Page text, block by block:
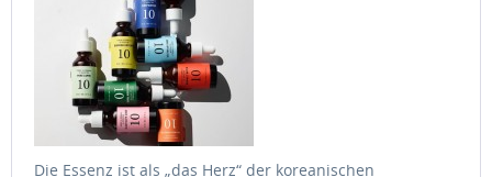
Die Essenz ist als „das Herz“ der koreanischen